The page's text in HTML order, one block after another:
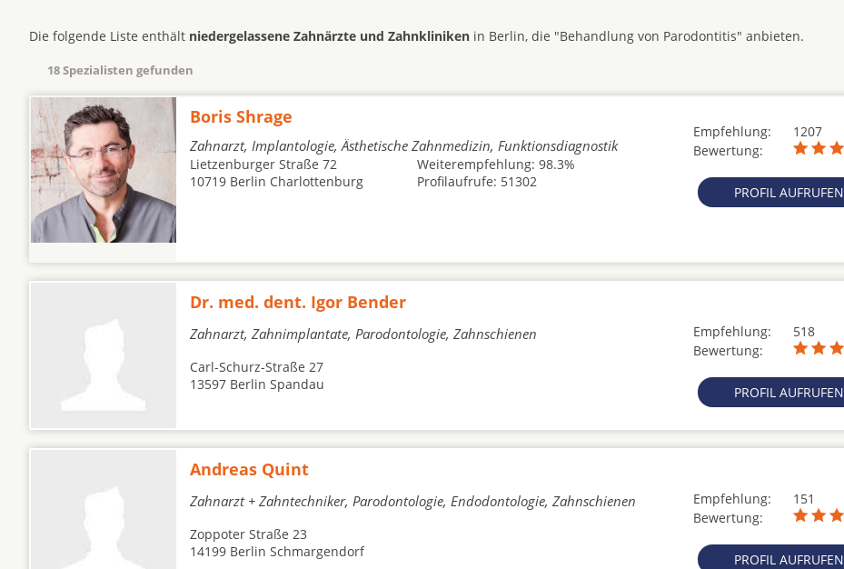
Die folgende Liste enthält niedergelassene Zahnärzte und Zahnkliniken in Berlin, die "Behandlung von Parodontitis" anbieten.
18 Spezialisten gefunden
Boris Shrage
Zahnarzt, Implantologie, Ästhetische Zahnmedizin, Funktionsdiagnostik
Empfehlung:
1207
Bewertung:
PROFIL AUFRUFEN
Lietzenburger Straße 72
10719 Berlin Charlottenburg
Weiterempfehlung: 98.3%
Profilaufrufe: 51302
Dr. med. dent. Igor Bender
Zahnarzt, Zahnimplantate, Parodontologie, Zahnschienen Empfehlung:
518
Bewertung:
PROFIL AUFRUFEN
Carl-Schurz-Straße 27
13597 Berlin Spandau
Andreas Quint
Zahnarzt + Zahntechniker, Parodontologie, Endodontologie, Zahnschienen Empfehlung:
151
Bewertung:
PROFIL AUFRUFEN
Zoppoter Straße 23
14199 Berlin Schmargendorf